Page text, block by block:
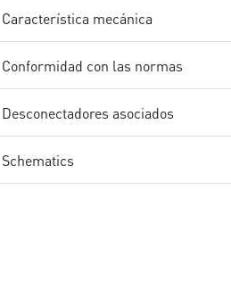
Característica mecánica
Conformidad con las normas
Desconectadores asociados
Schematics